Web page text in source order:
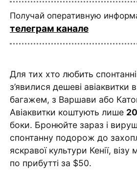
Получай оперативную
телеграм канале
Для тих хто любить
з’явилися дешеві авіаквитки
багажем, з Варшави або
Авіаквитки коштують лише
боки. Бронюйте зараз і
спонтанну подорож до
яскравої культури Кенії,
по прибутті за $50.